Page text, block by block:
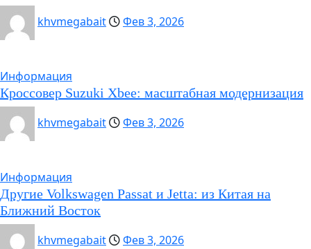
khvmegabait
Фев 3, 2026
Информация
Кроссовер Suzuki Xbee: масштабная модернизация
khvmegabait
Фев 3, 2026
Информация
Другие Volkswagen Passat и Jetta: из Китая на
Ближний Восток
khvmegabait
Фев 3, 2026